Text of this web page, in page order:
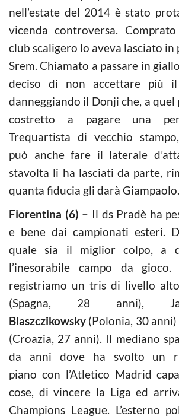
nell’estate del 2014 è stato
vicenda controversa.
club scaligero lo aveva lasciato
Srem. Chiamato a passare in
deciso di non accettare più il
danneggiando il Donji che, a
costretto a pagare una
Trequartista di vecchio
può anche fare il laterale
stavolta li ha lasciati da parte,
quanta fiducia gli darà Giampaolo.
Fiorentina (6) – Il ds Pradè ha
e bene dai campionati esteri.
quale sia il miglior colpo, a
l’inesorabile campo da
registriamo un tris di livello
(Spagna, 28 anni),
Blaszczikowsky (Polonia, 30
(Croazia, 27 anni). Il mediano
da anni dove ha svolto un
piano con l’Atletico Madrid
cose, di vincere la Liga ed
Champions League. L’esterno